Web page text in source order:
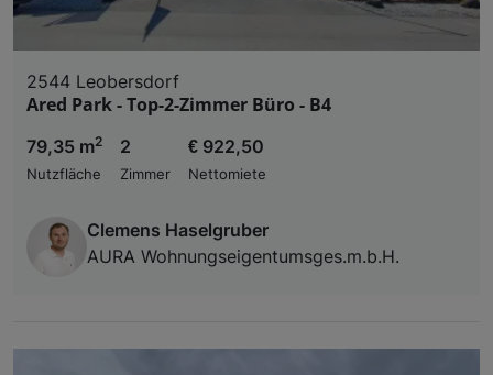
2544 Leobersdorf
Ared Park - Top-2-Zimmer Büro - B4
79,35 m2
Nutzfläche
2
Zimmer
€ 922,50
Nettomiete
Clemens Haselgruber
AURA Wohnungseigentumsges.m.b.H.